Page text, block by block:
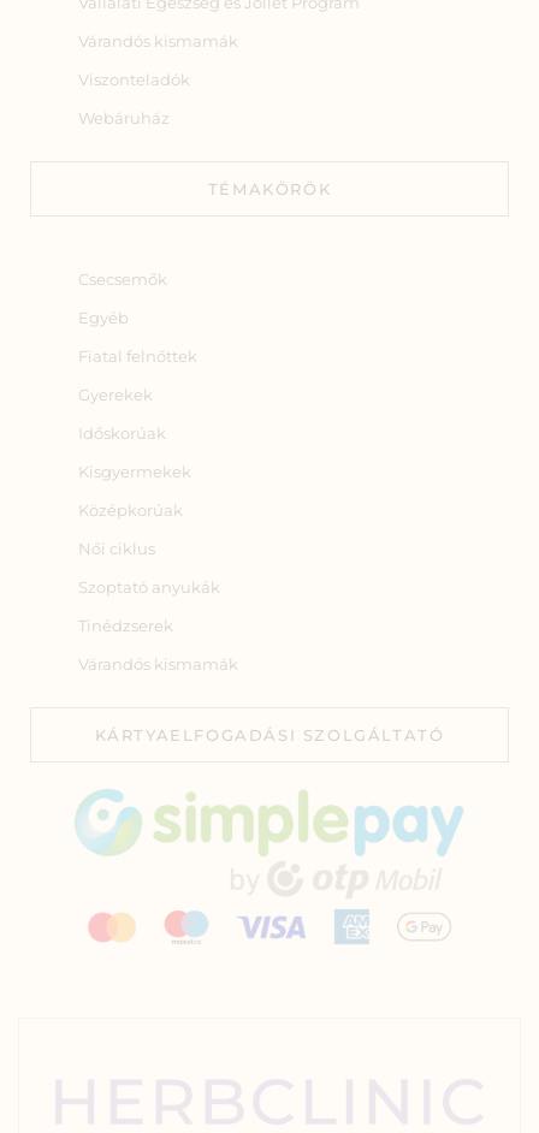
Várandós kismamák
Viszonteladók
Webáruház
TÉMAKÖRÖK
Csecsemők
Egyéb
Fiatal felnőttek
Gyerekek
Időskorúak
Kisgyermekek
Középkorúak
Női ciklus
Szoptató anyukák
Tinédzserek
Várandós kismamák
KÁRTYAELFOGADÁSI SZOLGÁLTATÓ